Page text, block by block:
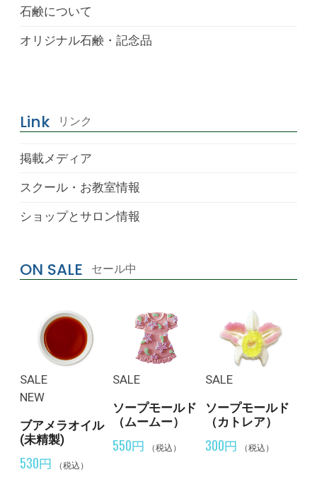
石鹸について
オリジナル石鹸・記念品
Link リンク
掲載メディア
スクール・お教室情報
ショップとサロン情報
ON SALE セール中
SALE
NEW
ブアメラオイル
(未精製)
530円 （税込）
SALE
ソープモールド
（ムームー）
550円 （税込）
SALE
ソープモールド
（カトレア）
300円 （税込）